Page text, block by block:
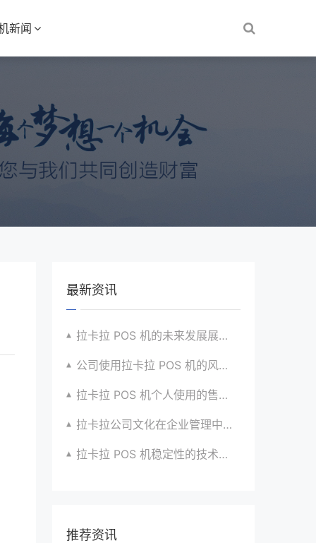
新闻
最新资讯
拉卡拉 POS 机的未来发展展望与战略规划
公司使用拉卡拉 POS 机的风险评估与应对
拉卡拉 POS 机个人使用的售后服务优化
拉卡拉公司文化在企业管理中的作用
拉卡拉 POS 机稳定性的技术创新与应用实践
推荐资讯